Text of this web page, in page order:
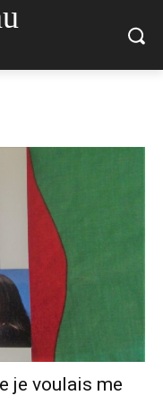
je voulais me